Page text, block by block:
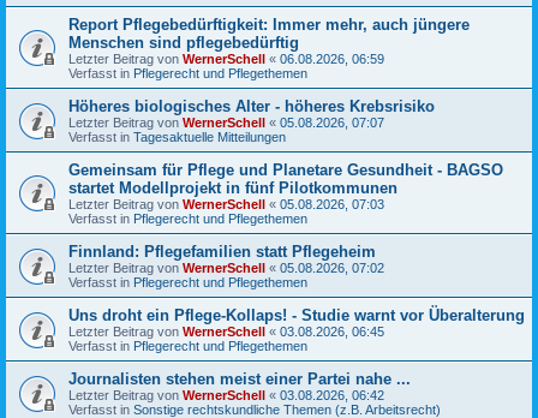
Report Pflegebedürftigkeit: Immer mehr, auch jüngere
Menschen sind pflegebedürftig
Letzter Beitrag von WernerSchell « 06.08.2026, 06:59
Verfasst in Pflegerecht und Pflegethemen
Höheres biologisches Alter - höheres Krebsrisiko
Letzter Beitrag von WernerSchell « 05.08.2026, 07:07
Verfasst in Tagesaktuelle Mitteilungen
Gemeinsam für Pflege und Planetare Gesundheit - BAGSO
startet Modellprojekt in fünf Pilotkommunen
Letzter Beitrag von WernerSchell « 05.08.2026, 07:03
Verfasst in Pflegerecht und Pflegethemen
Finnland: Pflegefamilien statt Pflegeheim
Letzter Beitrag von WernerSchell « 05.08.2026, 07:02
Verfasst in Pflegerecht und Pflegethemen
Uns droht ein Pflege-Kollaps! - Studie warnt vor Überalterung
Letzter Beitrag von WernerSchell « 03.08.2026, 06:45
Verfasst in Pflegerecht und Pflegethemen
Journalisten stehen meist einer Partei nahe ...
Letzter Beitrag von WernerSchell « 03.08.2026, 06:42
Verfasst in Sonstige rechtskundliche Themen (z.B. Arbeitsrecht)